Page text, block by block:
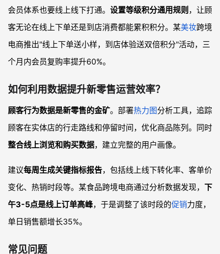
会员体系也要线上线下打通。 设置等级积分通用规则 ，让顾
客无论在线上下单还是到店消费都能累积积分。某美妆跨境
电商推出"线上下单送小样，到店体验送双倍积分"活动，三
个月内会员复购率提升60%。
如何利用数据提升新零售运营效率？
顾客行为数据是新零售的金矿。部署热力图分析工具，追踪
顾客在实体店的行走路线和停留时间，优化商品陈列。同时
整合线上浏览和购买数据，建立完整的用户画像。
建议每周生成关键指标报告，包括线上线下转化率、客单价
变化、热销时段等。某食品跨境电商通过分析数据发现， 下
午3-5点是线上订单高峰，于是调整了该时段的促销力度，
单日销售额增长35%。
常见问题